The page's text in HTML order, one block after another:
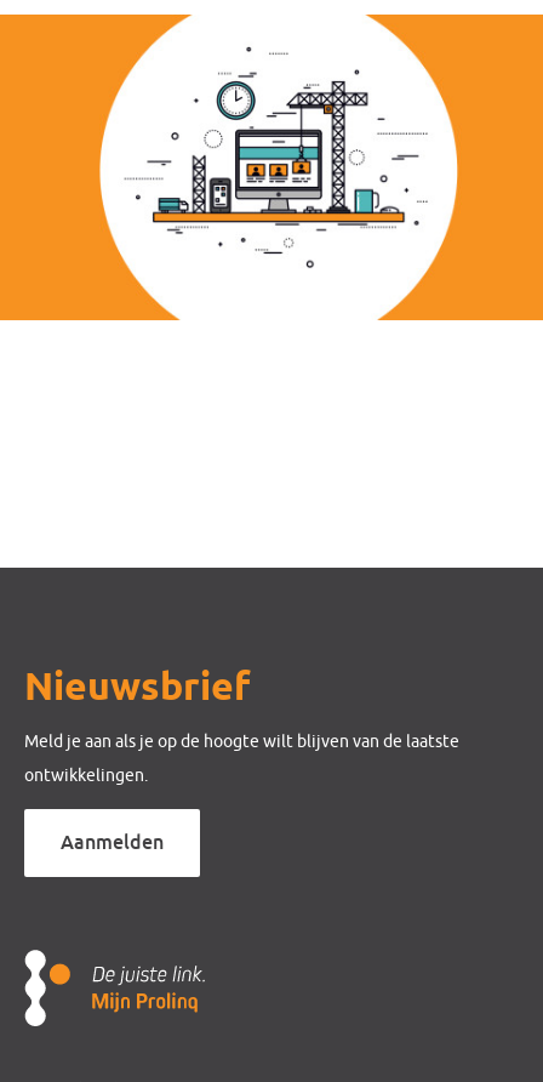
Nieuwsbrief
Meld je aan als je op de hoogte wilt blijven van de laatste
ontwikkelingen.
Aanmelden